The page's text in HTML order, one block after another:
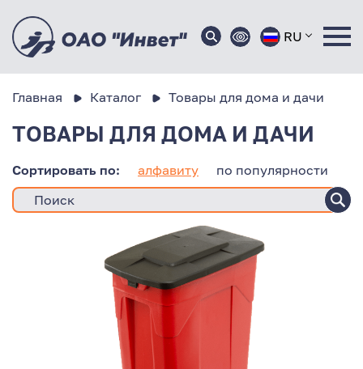
RU
Главная Каталог Товары для дома и дачи
ТОВАРЫ ДЛЯ ДОМА И ДАЧИ
Сортировать по: алфавиту по популярности